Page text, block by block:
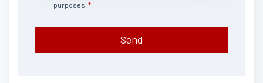
purposes.
Send